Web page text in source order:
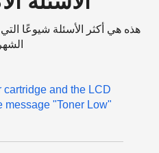
هذه هي أكثر الأسئلة شيوعًا
cartridge and the LCD
message "Toner Low"